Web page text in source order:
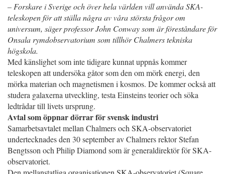
– Forskare i Sverige och över hela världen vill använda SKA-
teleskopen för att ställa några av våra största frågor om
universum, säger professor John Conway som är föreståndare för
Onsala rymdobservatorium som tillhör Chalmers tekniska
högskola.
Med känslighet som inte tidigare kunnat uppnås kommer
teleskopen att undersöka gåtor som den om mörk energi, den
mörka materian och magnetismen i kosmos. De kommer också att
studera galaxerna utveckling, testa Einsteins teorier och söka
ledtrådar till livets ursprung.
Avtal som öppnar dörrar för svensk industri
Samarbetsavtalet mellan Chalmers och SKA-observatoriet
undertecknades den 30 september av Chalmers rektor Stefan
Bengtsson och Philip Diamond som är generaldirektör för SKA-
observatoriet.